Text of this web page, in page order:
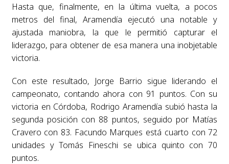
Hasta que, finalmente, en la última vuelta, a pocos
metros del final, Aramendía ejecutó una notable y
ajustada maniobra, la que le permitió capturar el
liderazgo, para obtener de esa manera una inobjetable
victoria.
Con este resultado, Jorge Barrio sigue liderando el
campeonato, contando ahora con 91 puntos. Con su
victoria en Córdoba, Rodrigo Aramendía subió hasta la
segunda posición con 88 puntos, seguido por Matías
Cravero con 83. Facundo Marques está cuarto con 72
unidades y Tomás Fineschi se ubica quinto con 70
puntos.